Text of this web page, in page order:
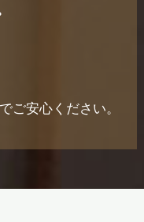
ご安心ください。